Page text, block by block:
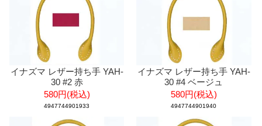
イナズマ レザー持ち手 YAH-
30 #2 赤
580円(税込)
4947744901933
イナズマ レザー持ち手 YAH-
30 #4 ベージュ
580円(税込)
4947744901940